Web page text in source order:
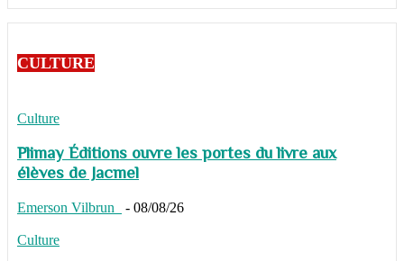
CULTURE
Culture
Plimay Éditions ouvre les portes du livre aux
élèves de Jacmel
Emerson Vilbrun - 08/08/26
Culture